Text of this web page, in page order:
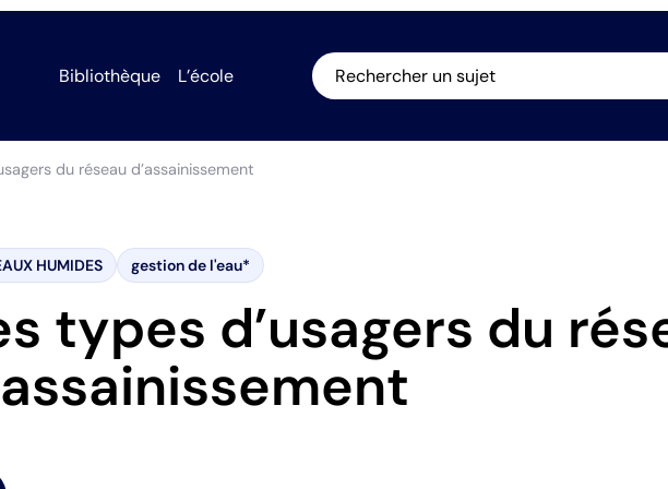
Bibliothèque L’école Rechercher un sujet
du réseau d’assainissement
HUMIDES gestion de l'eau*
types d’usagers du